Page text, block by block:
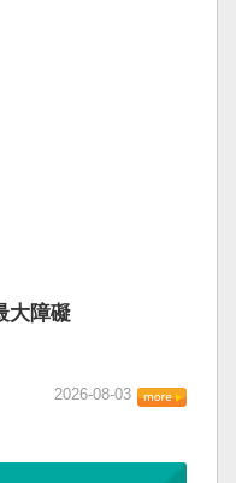
大障礙
2026-08-03